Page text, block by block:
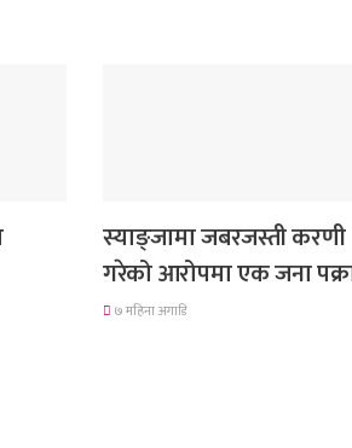
स्याङ्जामा जबरजस्ती करणी
गरेको आरोपमा एक जना
७ महिना अगाडि